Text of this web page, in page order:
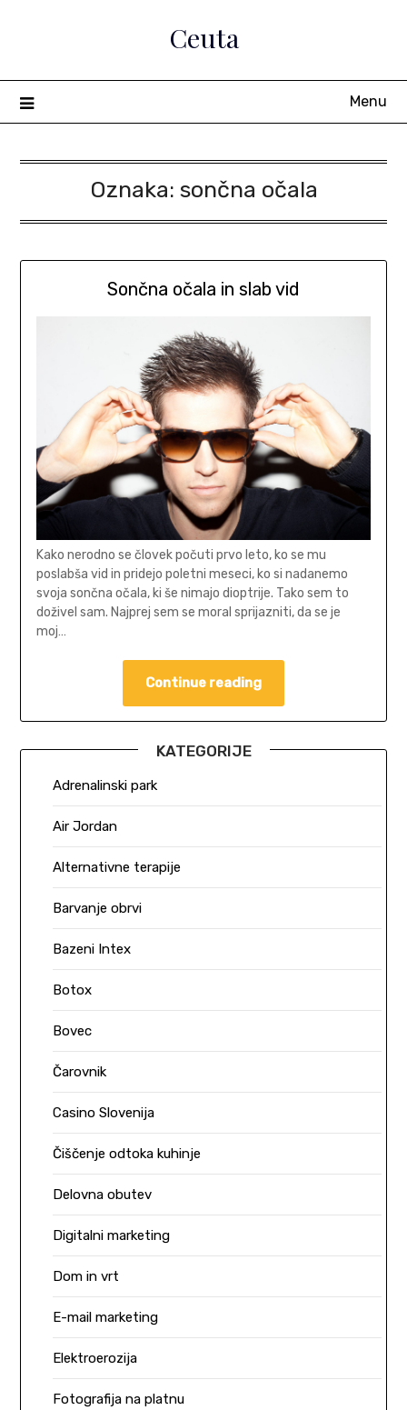
Ceuta
Menu
Oznaka: sončna očala
Sončna očala in slab vid
Kako nerodno se človek počuti prvo leto, ko se mu
poslabša vid in pridejo poletni meseci, ko si nadanemo
svoja sončna očala, ki še nimajo dioptrije. Tako sem to
doživel sam. Najprej sem se moral sprijazniti, da se je
moj…
Continue reading
KATEGORIJE
Adrenalinski park
Air Jordan
Alternativne terapije
Barvanje obrvi
Bazeni Intex
Botox
Bovec
Čarovnik
Casino Slovenija
Čiščenje odtoka kuhinje
Delovna obutev
Digitalni marketing
Dom in vrt
E-mail marketing
Elektroerozija
Fotografija na platnu